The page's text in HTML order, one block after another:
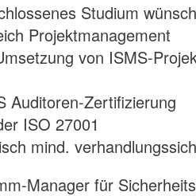
Studium
Projektmanagement
von ISMS-
Auditoren-Zertifizierung
ISO 27001
mind.
Manager für